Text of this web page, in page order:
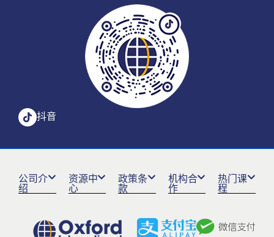
抖音
公司介
绍
资源中
心
政策条
款
机构合
作
热门课
程